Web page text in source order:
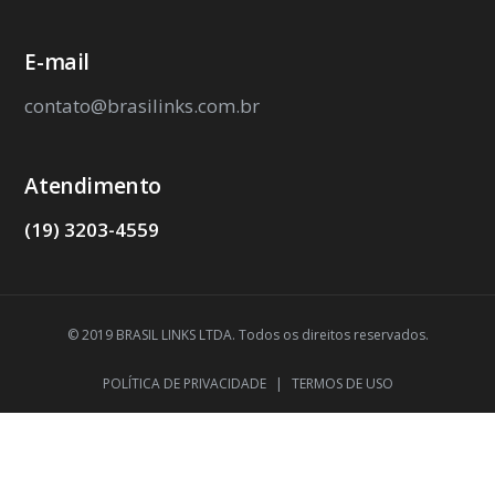
E-mail
contato@brasilinks.com.br
Atendimento
(19) 3203-4559
© 2019 BRASIL LINKS LTDA. Todos os direitos reservados.
POLÍTICA DE PRIVACIDADE | TERMOS DE USO